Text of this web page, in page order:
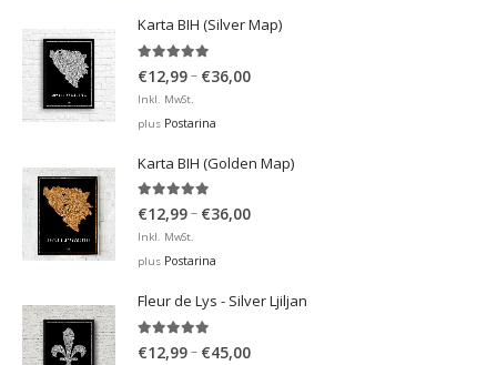
Karta BIH (Silver Map)
4.95out of 5
€12,99– €36,00Price
€36,00
Inkl. MwSt.
plus Postarina
Karta BIH (Golden Map)
4.93out of 5
€12,99– €36,00Price
€36,00
Inkl. MwSt.
plus Postarina
Fleur de Lys - Silver Ljiljan
4.88out of 5
€12,99– €45,00Price